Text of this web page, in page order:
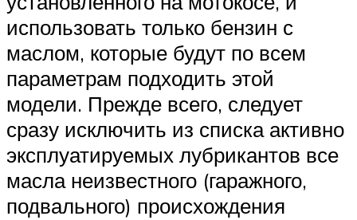
использовать только бензин с
маслом, которые будут по всем
параметрам подходить этой
модели. Прежде всего, следует
сразу исключить из списка активно
эксплуатируемых лубрикантов все
масла неизвестного (гаражного,
подвального) происхождения